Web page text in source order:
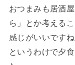
おつまみも居酒
ら」とか考える
感じがいいですね
というわけで夕